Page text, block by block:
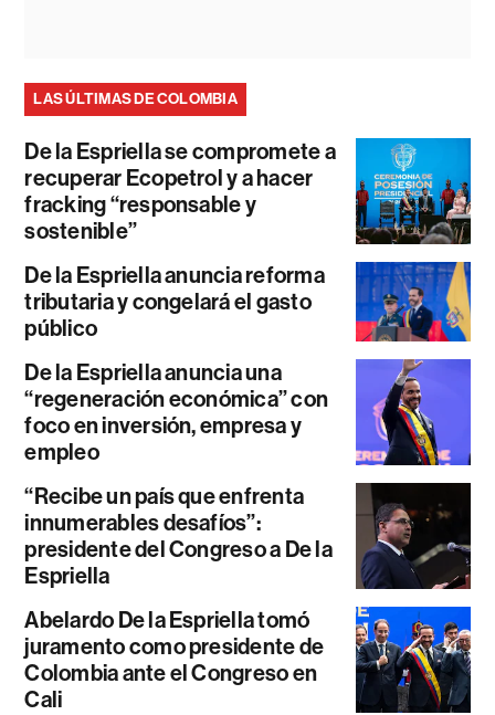
LAS ÚLTIMAS DE COLOMBIA
De la Espriella se compromete a
recuperar Ecopetrol y a hacer
fracking “responsable y
sostenible”
De la Espriella anuncia reforma
tributaria y congelará el gasto
público
De la Espriella anuncia una
“regeneración económica” con
foco en inversión, empresa y
empleo
“Recibe un país que enfrenta
innumerables desafíos”:
presidente del Congreso a De la
Espriella
Abelardo De la Espriella tomó
juramento como presidente de
Colombia ante el Congreso en
Cali